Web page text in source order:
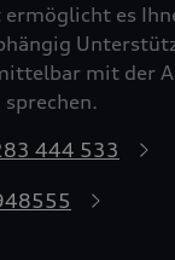
es
mit der
444 533